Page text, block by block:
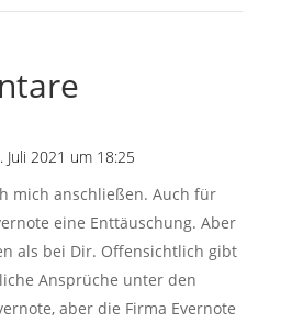
Juli 2021 um 18:25
mich anschließen. Auch für
eine Enttäuschung. Aber
als bei Dir. Offensichtlich gibt
Ansprüche unter den
aber die Firma Evernote